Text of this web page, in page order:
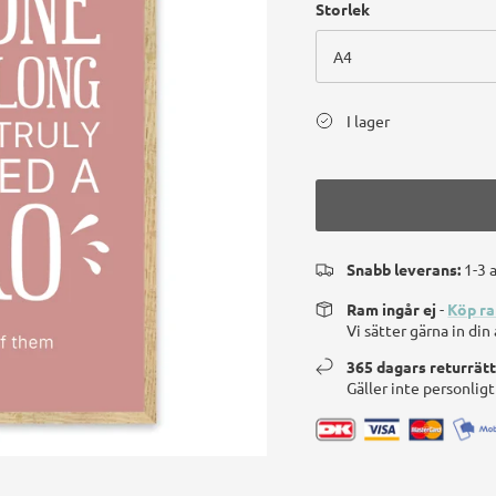
Storlek
A4
I lager
Snabb leverans: 1-3
Ram ingår ej - Köp
Vi sätter gärna in din
365 dagars returrätt
Gäller inte